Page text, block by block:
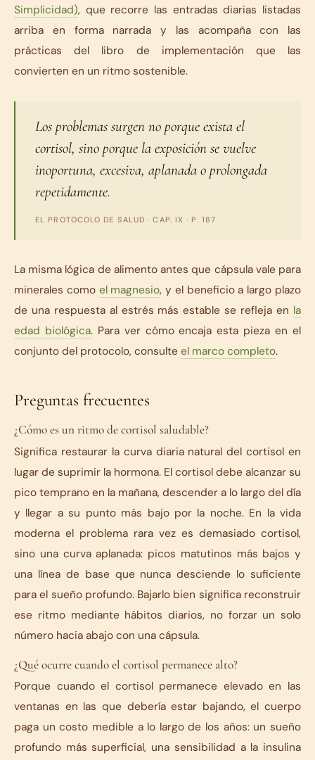
Simplicidad), que recorre las entradas diarias listadas
arriba en forma narrada y las acompaña con las
prácticas del libro de implementación que las
convierten en un ritmo sostenible.
Los problemas surgen no porque exista el
cortisol, sino porque la exposición se vuelve
inoportuna, excesiva, aplanada o prolongada
repetidamente.
EL PROTOCOLO DE SALUD · CAP. IX · P. 187
La misma lógica de alimento antes que cápsula vale para
minerales como el magnesio, y el beneficio a largo plazo
de una respuesta al estrés más estable se refleja en la
edad biológica. Para ver cómo encaja esta pieza en el
conjunto del protocolo, consulte el marco completo.
Preguntas frecuentes
¿Cómo es un ritmo de cortisol saludable?
Significa restaurar la curva diaria natural del cortisol en
lugar de suprimir la hormona. El cortisol debe alcanzar su
pico temprano en la mañana, descender a lo largo del día
y llegar a su punto más bajo por la noche. En la vida
moderna el problema rara vez es demasiado cortisol,
sino una curva aplanada: picos matutinos más bajos y
una línea de base que nunca desciende lo suficiente
para el sueño profundo. Bajarlo bien significa reconstruir
ese ritmo mediante hábitos diarios, no forzar un solo
número hacia abajo con una cápsula.
¿Qué ocurre cuando el cortisol permanece alto?
Porque cuando el cortisol permanece elevado en las
ventanas en las que debería estar bajando, el cuerpo
paga un costo medible a lo largo de los años: un sueño
profundo más superficial, una sensibilidad a la insulina